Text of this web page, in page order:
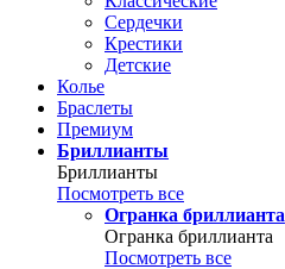
Сердечки
Крестики
Детские
Колье
Браслеты
Премиум
Бриллианты
Бриллианты
Посмотреть все
Огранка бриллианта
Огранка бриллианта
Посмотреть все